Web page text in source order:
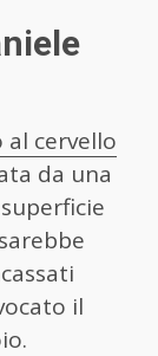
cervello
da una
il